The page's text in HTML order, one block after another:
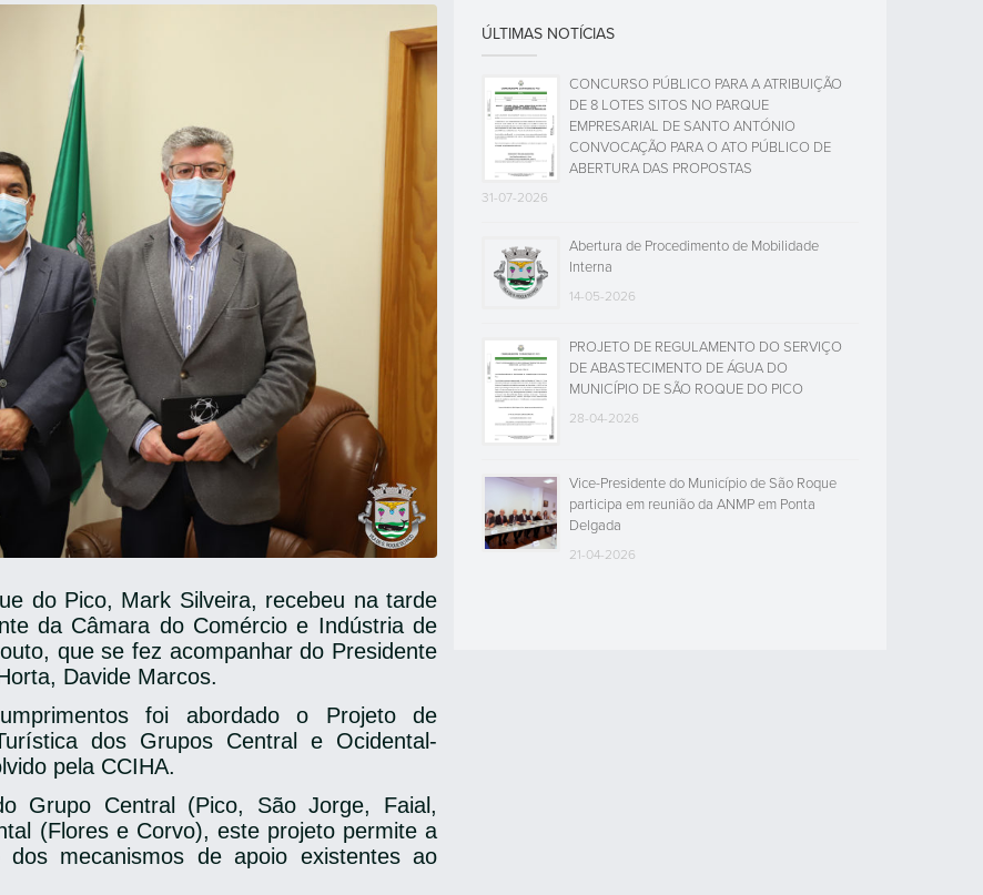
do Pico, Mark Silveira, recebeu na tarde
da Câmara do Comércio e Indústria de
que se fez acompanhar do Presidente
Davide Marcos.
foi abordado o Projeto de
dos Grupos Central e Ocidental-
pela CCIHA.
Grupo Central (Pico, São Jorge, Faial,
(Flores e Corvo), este projeto permite a
mecanismos de apoio existentes ao
ÚLTIMAS NOTÍCIAS
CONCURSO PÚBLICO PARA A ATRIBUIÇÃO
DE 8 LOTES SITOS NO PARQUE
EMPRESARIAL DE SANTO ANTÓNIO
CONVOCAÇÃO PARA O ATO PÚBLICO DE
ABERTURA DAS PROPOSTAS
31-07-2026
Abertura de Procedimento de Mobilidade
Interna
14-05-2026
PROJETO DE REGULAMENTO DO SERVIÇO
DE ABASTECIMENTO DE ÁGUA DO
MUNICÍPIO DE SÃO ROQUE DO PICO
28-04-2026
Vice-Presidente do Município de São Roque
participa em reunião da ANMP em Ponta
Delgada
21-04-2026